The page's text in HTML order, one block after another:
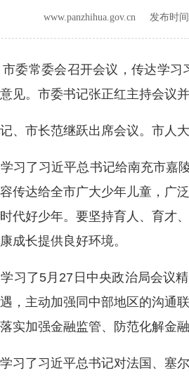
www.panzhihua.gov.cn 发布时
常委会召开会议，传达学习
见。市委书记张正红主持会议
市长范继跃出席会议。市人大
了习近平总书记给南充市嘉陵
传达给全市广大少年儿童，广
代好少年。要坚持育人、育才
成长提供良好环境。
了5月27日中央政治局会议精
，主动加强同中部地区的沟通
实加强金融监管、防范化解金
了习近平总书记对法国、塞尔